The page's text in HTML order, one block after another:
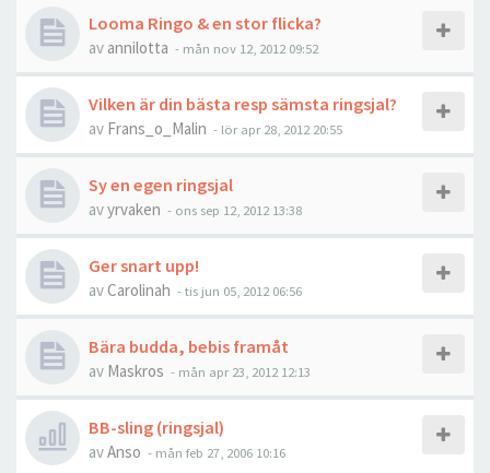
Looma Ringo & en stor flicka?
av annilotta - mån nov 12, 2012 09:52
Vilken är din bästa resp sämsta ringsjal?
av Frans_o_Malin - lör apr 28, 2012 20:55
Sy en egen ringsjal
avyrvaken - ons sep 12, 2012 13:38
Ger snart upp!
avCarolinah -tis jun 05, 2012 06:56
Bära budda, bebis framåt
av Maskros - mån apr 23, 2012 12:13
BB-sling (ringsjal)
avAnso - mån feb 27, 2006 10:16